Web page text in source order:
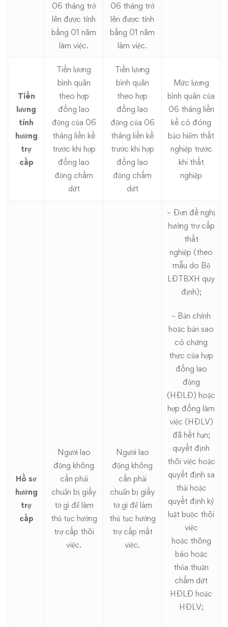
06 tháng trở
lên được tính
bằng 01 năm
làm việc.
06 tháng trở
lên được tính
bằng 01 năm
làm việc.
Tiền
lương
tính
hưởng
trợ
cấp
Tiền lương
bình quân
theo hợp
đồng lao
động của 06
tháng liền kề
trước khi hợp
đồng lao
động chấm
dứt
Tiền lương
bình quân
theo hợp
đồng lao
động của 06
tháng liền kề
trước khi hợp
đồng lao
động chấm
dứt
Mức lương
bình quân của
06 tháng liền
kề có đóng
bảo hiểm thất
nghiệp trước
khi thất
nghiệp
Hồ sơ
hưởng
trợ
cấp
Người lao
động không
cần phải
chuẩn bị giấy
tờ gì để làm
thủ tục hưởng
trợ cấp thôi
việc.
Người lao
động không
cần phải
chuẩn bị giấy
tờ gì để làm
thủ tục hưởng
trợ cấp mất
việc.
– Đơn đề nghị
hưởng trợ cấp
thất
nghiệp (theo
mẫu do Bộ
LĐTBXH quy
định);
– Bản chính
hoặc bản sao
có chứng
thực của hợp
đồng lao
động
(HĐLĐ) hoặc
hợp đồng làm
việc (HĐLV)
đã hết hạn;
quyết định
thôi việc hoặc
quyết định sa
thải hoặc
quyết định kỷ
luật buộc thôi
việc
hoặc thông
báo hoặc
thỏa thuận
chấm dứt
HĐLĐ hoặc
HĐLV;